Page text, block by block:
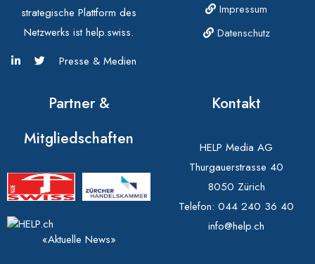
strategische Plattform des
Netzwerks ist help.swiss.
Presse & Medien
Impressum
Datenschutz
Partner &
Mitgliedschaften
«Aktuelle News»
Kontakt
HELP Media AG
Thurgauerstrasse 40
8050 Zürich
Telefon: 044 240 36 40
info@help.ch